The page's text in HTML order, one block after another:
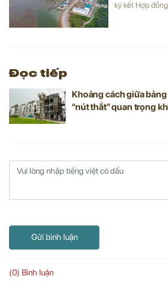
ký kết Hợp
Đọc tiếp
Khoảng cách giữa
“nút thắt” quan trọng
Gửi bình luận
(0) Bình luận